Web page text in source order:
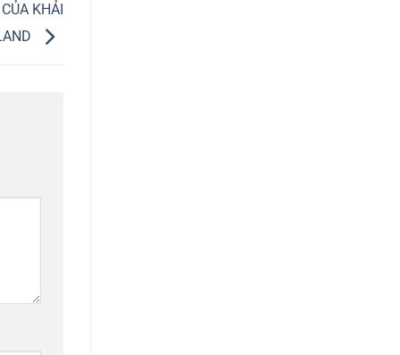
KHẢI